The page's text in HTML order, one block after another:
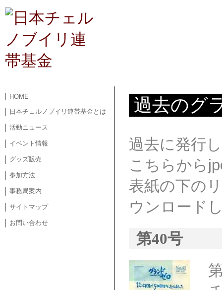
HOME
日本チェルノブイリ連帯基金とは
活動ニュース
イベント情報
グッズ販売
参加方法
事務局案内
サイトマップ
お問い合わせ
過去のグ
過去に発行
こちらから
表紙の下の
ウンロード
第40号